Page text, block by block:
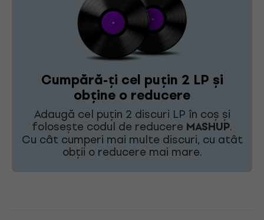
Cumpără-ți cel puțin 2 LP și
obține o reducere
Adaugă cel puțin 2 discuri LP în coș și
folosește codul de reducere MASHUP.
Cu cât cumperi mai multe discuri, cu atât
obții o reducere mai mare.